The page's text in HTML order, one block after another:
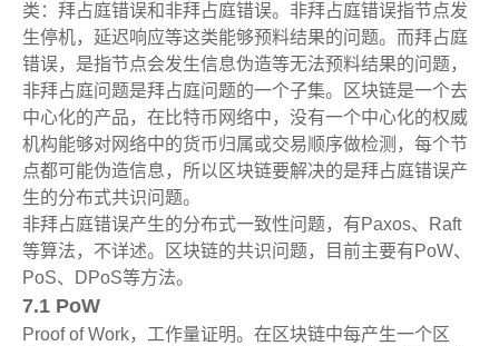
类：拜占庭错误和非拜占庭错误。非拜占庭错误指节点发
生停机，延迟响应等这类能够预料结果的问题。而拜占庭
错误，是指节点会发生信息伪造等无法预料结果的问题，
非拜占庭问题是拜占庭问题的一个子集。区块链是一个去
中心化的产品，在比特币网络中，没有一个中心化的权威
机构能够对网络中的货币归属或交易顺序做检测，每个节
点都可能伪造信息，所以区块链要解决的是拜占庭错误产
生的分布式共识问题。
非拜占庭错误产生的分布式一致性问题，有Paxos、Raft
等算法，不详述。区块链的共识问题，目前主要有PoW、
PoS、DPoS等方法。
7.1 PoW
Proof of Work，工作量证明。在区块链中每产生一个区